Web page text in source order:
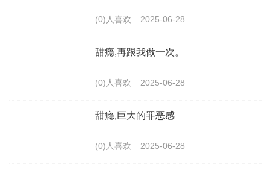
(0)人喜欢 2025-06-28
甜瘾,再跟我做一次。
(0)人喜欢 2025-06-28
甜瘾,巨大的罪恶感
(0)人喜欢 2025-06-28